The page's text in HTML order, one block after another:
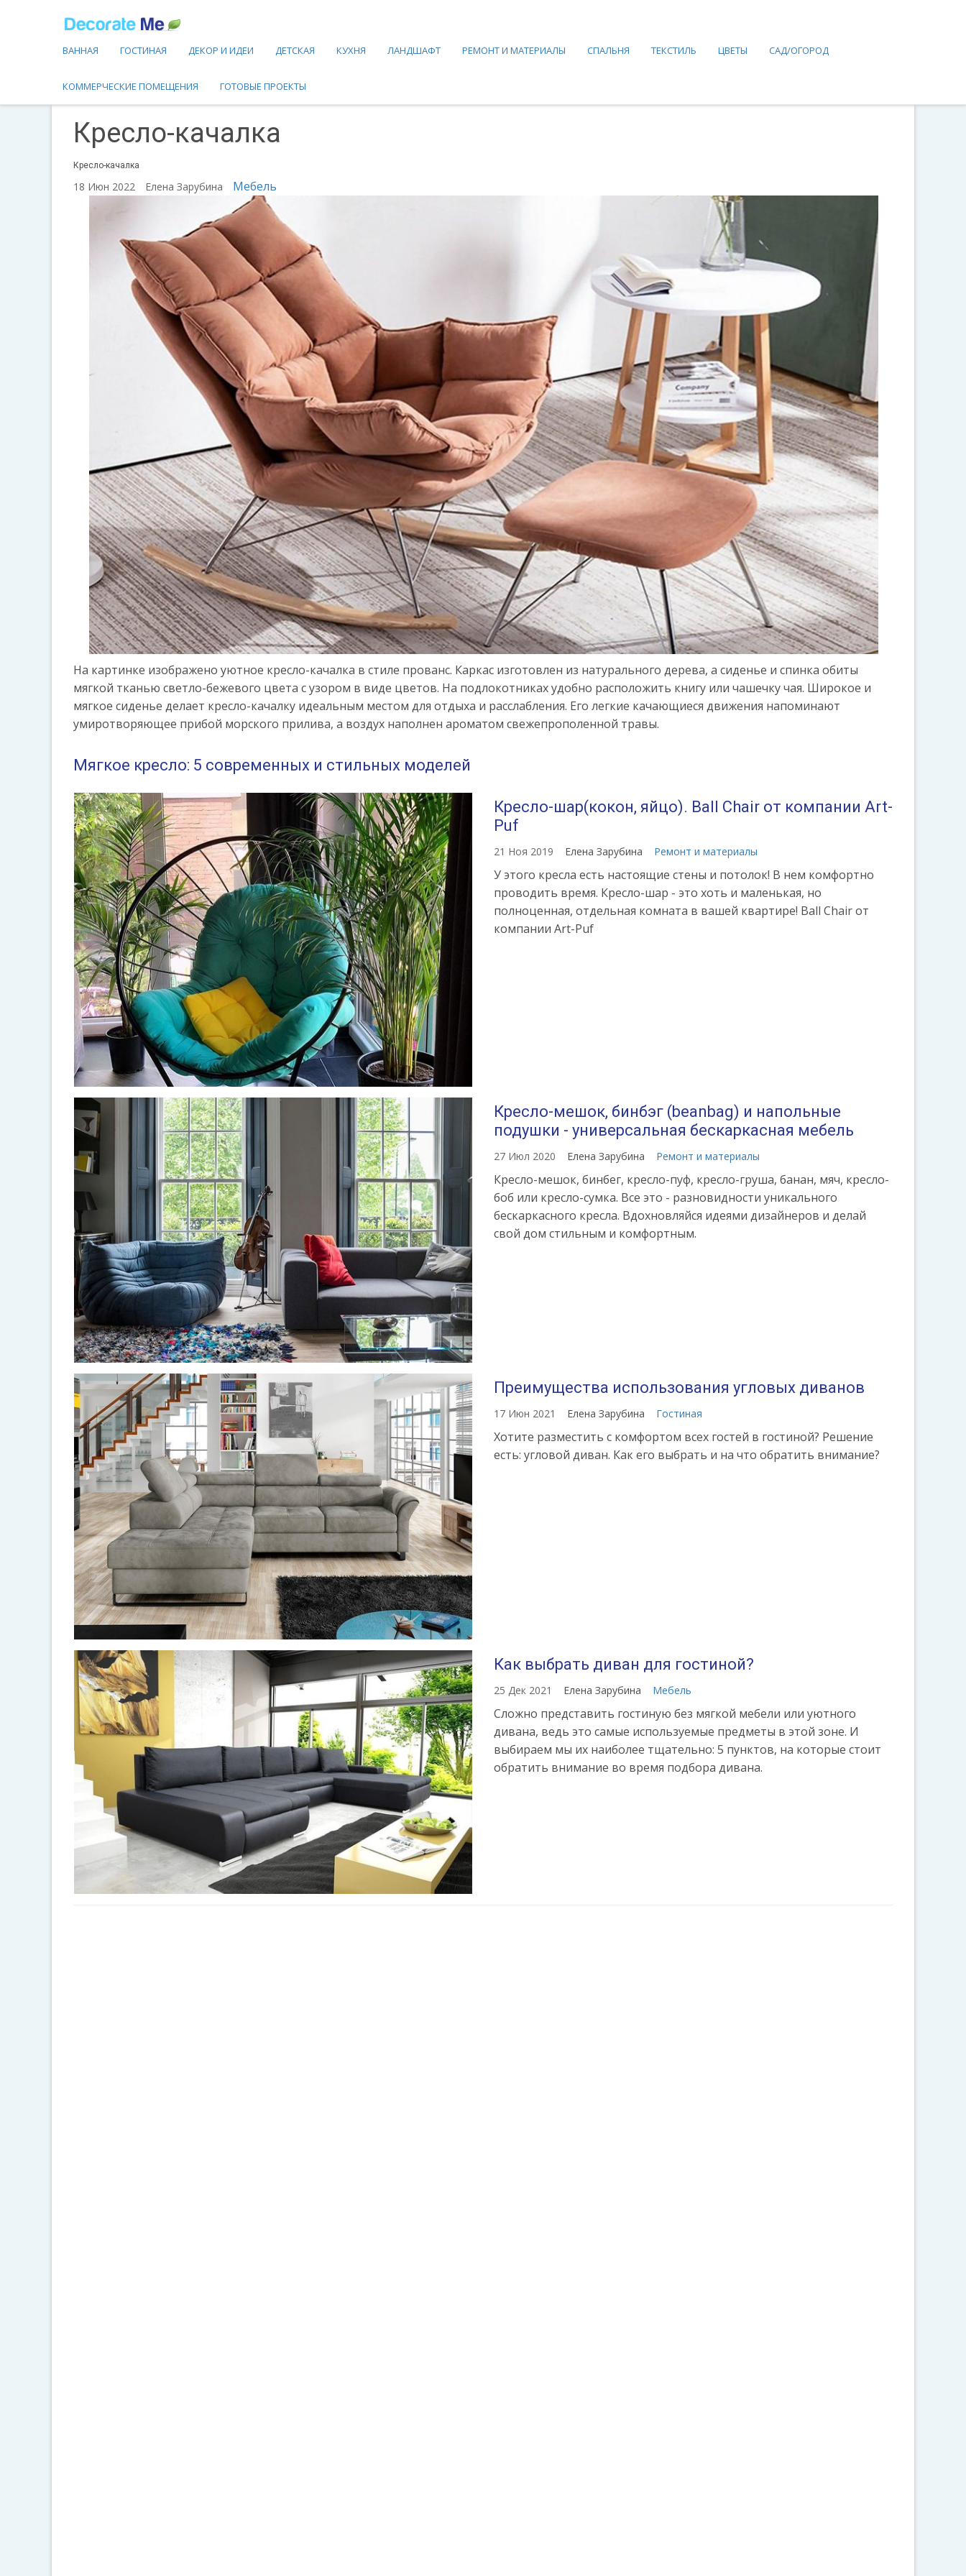
ВАННАЯ ГОСТИНАЯ ДЕКОР И ИДЕИ ДЕТСКАЯ КУХНЯ ЛАНДШАФТ РЕМОНТ И МАТЕРИАЛЫ СПАЛЬНЯ ТЕКСТИЛЬ ЦВЕТЫ САД/ОГОРОД
КОММЕРЧЕСКИЕ ПОМЕЩЕНИЯ ГОТОВЫЕ ПРОЕКТЫ
Кресло-качалка
Кресло-качалка
18 Июн 2022 Елена Зарубина Мебель
На картинке изображено уютное кресло-качалка в стиле прованс. Каркас изготовлен из натурального дерева, а сиденье и спинка обиты
мягкой тканью светло-бежевого цвета с узором в виде цветов. На подлокотниках удобно расположить книгу или чашечку чая. Широкое и
мягкое сиденье делает кресло-качалку идеальным местом для отдыха и расслабления. Его легкие качающиеся движения напоминают
умиротворяющее прибой морского прилива, а воздух наполнен ароматом свежепрополенной травы.
Мягкое кресло: 5 современных и стильных моделей
Кресло-шар(кокон, яйцо). Ball Chair от компании Art-
Puf
21 Ноя 2019 Елена Зарубина Ремонт и материалы
У этого кресла есть настоящие стены и потолок! В нем комфортно
проводить время. Кресло-шар - это хоть и маленькая, но
полноценная, отдельная комната в вашей квартире! Ball Chair от
компании Art-Puf
Кресло-мешок, бинбэг (beanbag) и напольные
подушки - универсальная бескаркасная мебель
27 Июл 2020 Елена Зарубина Ремонт и материалы
Кресло-мешок, бинбег, кресло-пуф, кресло-груша, банан, мяч, кресло-
боб или кресло-сумка. Все это - разновидности уникального
бескаркасного кресла. Вдохновляйся идеями дизайнеров и делай
свой дом стильным и комфортным.
Преимущества использования угловых диванов
17 Июн 2021 Елена Зарубина Гостиная
Хотите разместить с комфортом всех гостей в гостиной? Решение
есть: угловой диван. Как его выбрать и на что обратить внимание?
Как выбрать диван для гостиной?
25 Дек 2021 Елена Зарубина Мебель
Сложно представить гостиную без мягкой мебели или уютного
дивана, ведь это самые используемые предметы в этой зоне. И
выбираем мы их наиболее тщательно: 5 пунктов, на которые стоит
обратить внимание во время подбора дивана.